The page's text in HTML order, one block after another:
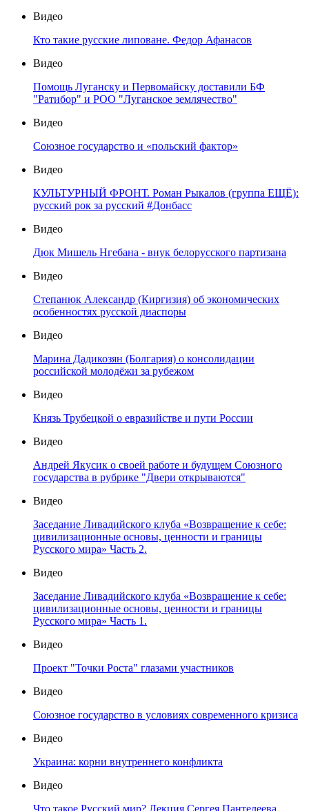
Видео
Кто такие русские липоване. Федор Афанасов
Видео
Помощь Луганску и Первомайску доставили БФ
"Ратибор" и РОО "Луганское землячество"
Видео
Союзное государство и «польский фактор»
Видео
КУЛЬТУРНЫЙ ФРОНТ. Роман Рыкалов (группа ЕЩЁ):
русский рок за русский #Донбасс
Видео
Дюк Мишель Нгебана - внук белорусского партизана
Видео
Степанюк Александр (Киргизия) об экономических
особенностях русской диаспоры
Видео
Марина Дадикозян (Болгария) о консолидации
российской молодёжи за рубежом
Видео
Князь Трубецкой о евразийстве и пути России
Видео
Андрей Якусик о своей работе и будущем Союзного
государства в рубрике "Двери открываются"
Видео
Заседание Ливадийского клуба «Возвращение к себе:
цивилизационные основы, ценности и границы
Русского мира» Часть 2.
Видео
Заседание Ливадийского клуба «Возвращение к себе:
цивилизационные основы, ценности и границы
Русского мира» Часть 1.
Видео
Проект "Точки Роста" глазами участников
Видео
Союзное государство в условиях современного кризиса
Видео
Украина: корни внутреннего конфликта
Видео